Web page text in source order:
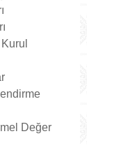
Değer